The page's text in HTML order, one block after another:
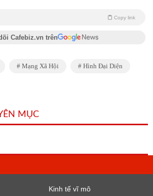
Copy link
Cafebiz.vn trên
Mạng Xã Hội Hình Đại Diện
MỤC
Kinh tế vĩ mô